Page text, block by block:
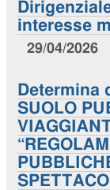
interesse
29/04/2026
Determina
SUOLO